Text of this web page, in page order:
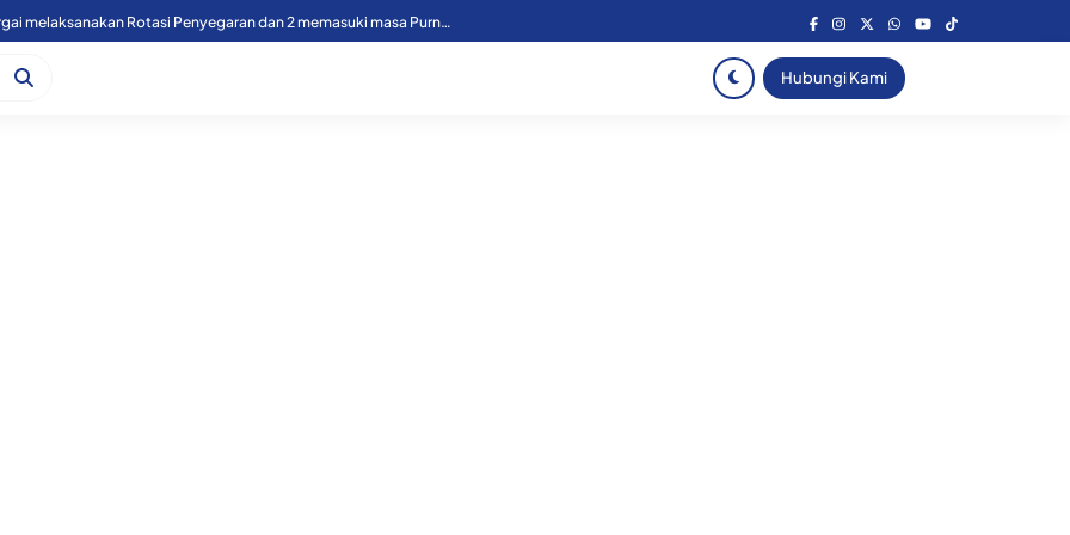
49 Personil Polres Sergai melaksanakan Rotasi Penyegaran dan 2 memasuki masa Purnawirawan
Hubungi Kami